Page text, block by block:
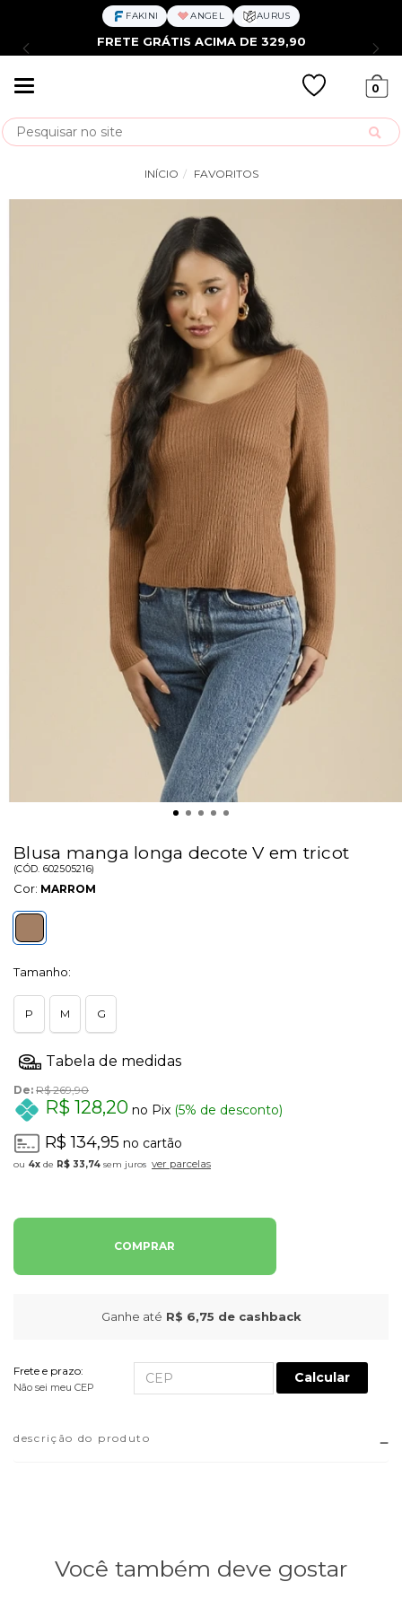
FAKINI ANGEL AURUS
FRETE GRÁTIS ACIMA DE 329,90
0
Busca
INÍCIO FAVORITOS
Blusa manga longa decote V em tricot
(CÓD. 602505216)
Cor: MARROM
Tamanho:
P M G
De: R$ 269,90
R$ 128,20 no Pix (5% de desconto)
R$ 134,95 no cartão
4x de R$ 33,74 sem juros ver parcelas
COMPRAR
Ganhe até R$ 6,75 de cashback
Frete e prazo:
Não sei meu CEP
Calcular
descrição do produto
Você também deve gostar